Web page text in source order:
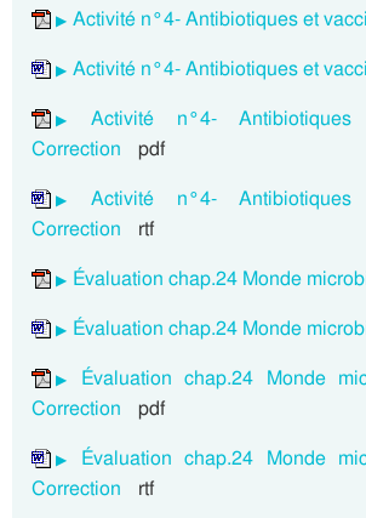
Activité n°4- Antibiotiques et
Activité n°4- Antibiotiques et
Activité n°4-
Correction
pdf
Activité n°4-
Correction
rtf
Évaluation chap.24 Monde
Évaluation chap.24 Monde
Évaluation chap.24 Monde
Correction
pdf
Évaluation chap.24 Monde
Correction
rtf